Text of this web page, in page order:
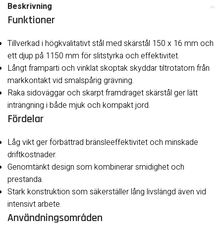
Beskrivning
Funktioner
Tillverkad i högkvalitativt stål med skärstål 150 x 16 mm och
ett djup på 1150 mm för slitstyrka och effektivitet.
Långt framparti och vinklat skoptak skyddar tiltrotatorn från
markkontakt vid smalspårig grävning.
Raka sidoväggar och skarpt framdraget skärstål ger lätt
inträngning i både mjuk och kompakt jord.
Fördelar
Låg vikt ger förbättrad bränsleeffektivitet och minskade
driftkostnader.
Genomtänkt design som kombinerar smidighet och
prestanda.
Stark konstruktion som säkerställer lång livslängd även vid
intensivt arbete.
Användningsområden